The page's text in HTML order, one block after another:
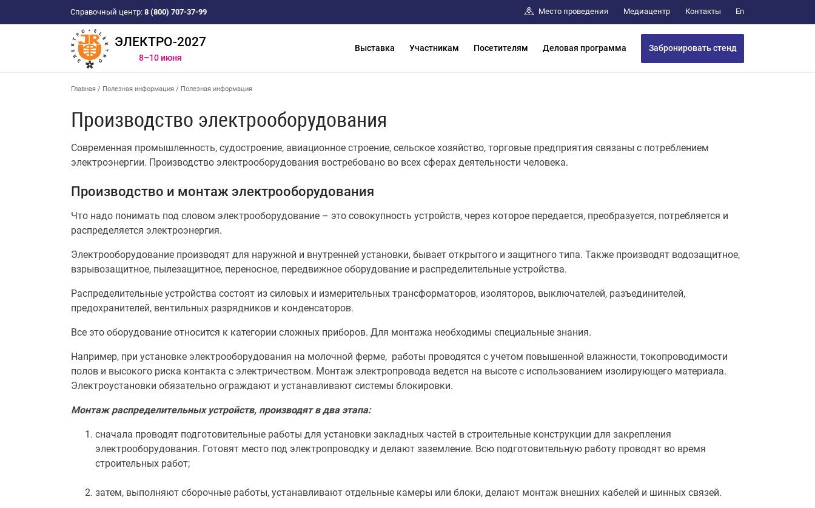
Справочный центр: 8 (800) 707-37-99 Место проведения Медиацентр Контакты En
ЭЛЕКТРО-2027
8–10 июня
Выставка Участникам Посетителям Деловая программа Забронировать стенд
Главная / Полезная информация / Полезная информация
Производство электрооборудования
Современная промышленность, судостроение, авиационное строение, сельское хозяйство, торговые предприятия связаны с потреблением
электроэнергии. Производство электрооборудования востребовано во всех сферах деятельности человека.
Производство и монтаж электрооборудования
Что надо понимать под словом электрооборудование – это совокупность устройств, через которое передается, преобразуется, потребляется и
распределяется электроэнергия.
Электрооборудование производят для наружной и внутренней установки, бывает открытого и защитного типа. Также производят водозащитное,
взрывозащитное, пылезащитное, переносное, передвижное оборудование и распределительные устройства.
Распределительные устройства состоят из силовых и измерительных трансформаторов, изоляторов, выключателей, разъединителей,
предохранителей, вентильных разрядников и конденсаторов.
Все это оборудование относится к категории сложных приборов. Для монтажа необходимы специальные знания.
Например, при установке электрооборудования на молочной ферме, работы проводятся с учетом повышенной влажности, токопроводимости
полов и высокого риска контакта с электричеством. Монтаж электропровода ведется на высоте с использованием изолирующего материала.
Электроустановки обязательно ограждают и устанавливают системы блокировки.
Монтаж распределительных устройств, производят в два этапа:
сначала проводят подготовительные работы для установки закладных частей в строительные конструкции для закрепления
электрооборудования. Готовят место под электропроводку и делают заземление. Всю подготовительную работу проводят во время
строительных работ;
затем, выполняют сборочные работы, устанавливают отдельные камеры или блоки, делают монтаж внешних кабелей и шинных связей.